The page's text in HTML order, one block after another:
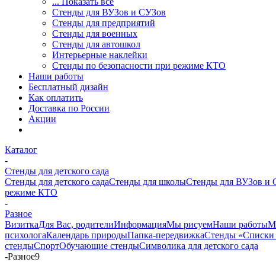
Стенды для ВУЗов и СУЗов
Стенды для предприятий
Стенды для военных
Стенды для автошкол
Интерьерные наклейки
Стенды по безопасности при режиме КТО
Наши работы
Бесплатный дизайн
Как оплатить
Доставка по России
Акции
Каталог
-
Стенды для детского сада
Стенды для детского садаСтенды для школыСтенды для ВУЗов и
режиме КТО
-
Разное
ВизиткаДля Вас, родителиИнформацияМы рисуемНаши работы
психологаКалендарь природыПапка-передвижкаСтенды «Списки
стендыСпортОбучающие стендыСимволика для детского сада
-Разное9